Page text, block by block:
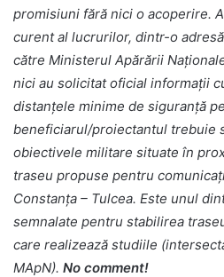
promisiuni fără nici o acoperire.
curent al lucrurilor, dintr-o
către Ministerul Apărării
nici au solicitat oficial informații
distanțele minime de siguranță
beneficiarul/proiectantul trebuie
obiectivele militare situate în
traseu propuse pentru
Constanța – Tulcea. Este unul
semnalate pentru stabilirea
care realizează studiile
MApN). No comment!